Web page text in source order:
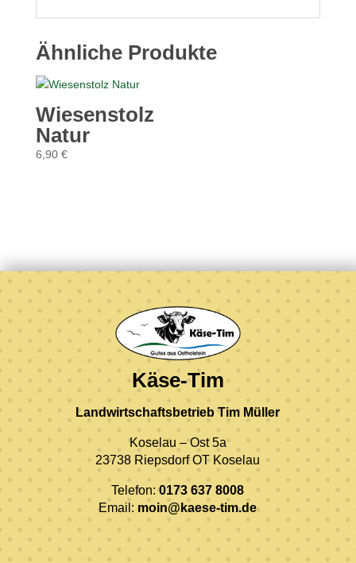
Ähnliche Produkte
Wiesenstolz
Natur
6,90 €
Käse-Tim
Landwirtschaftsbetrieb Tim Müller
Koselau – Ost 5a
23738 Riepsdorf OT Koselau
Telefon:0173 637 8008
Email: moin@kaese-tim.de